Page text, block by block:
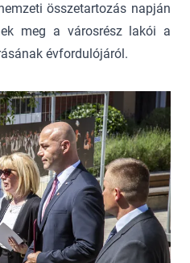
összetartozás napján
meg a városrész lakói a
évfordulójáról.